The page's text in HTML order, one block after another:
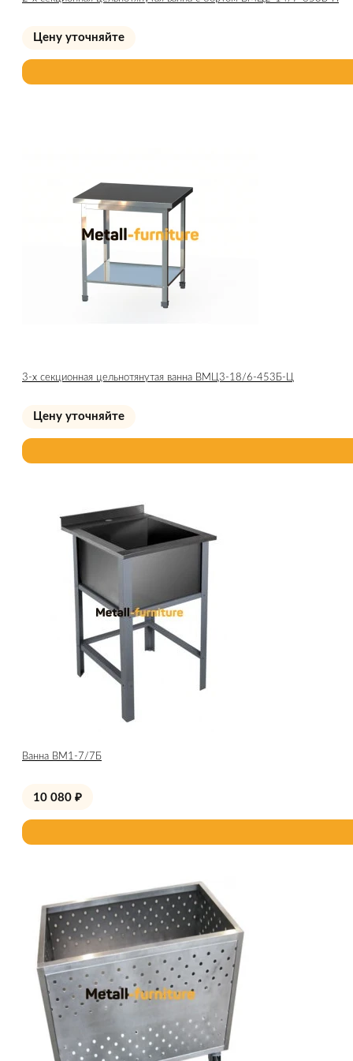
Цену уточняйте
3-х секционная цельнотянутая ванна ВМЦ3-18/6-453Б-Ц
Цену уточняйте
Ванна ВМ1-7/7Б
10 080 ₽